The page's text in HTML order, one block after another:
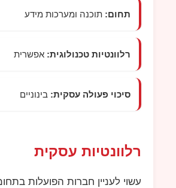
תחום:תוכנה ומערכות מידע
רלוונטיות טכנולוגית:אפשרית
סיכוי פעולה עסקית:בינוניים
רלוונטיות עסקית
עשוי לעניין חברות הפועלות